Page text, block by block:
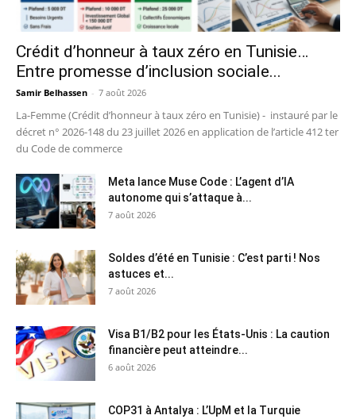
Crédit d’honneur à taux zéro en Tunisie…
Entre promesse d’inclusion sociale...
Samir Belhassen - 7 août 2026
La-Femme (Crédit d’honneur à taux zéro en Tunisie) - instauré par le
décret n° 2026-148 du 23 juillet 2026 en application de l’article 412 ter
du Code de commerce
Meta lance Muse Code : L’agent d’IA
autonome qui s’attaque à...
7 août 2026
Soldes d’été en Tunisie : C’est parti ! Nos
astuces et...
7 août 2026
Visa B1/B2 pour les États-Unis : La caution
financière peut atteindre...
6 août 2026
COP31 à Antalya : L’UpM et la Turquie